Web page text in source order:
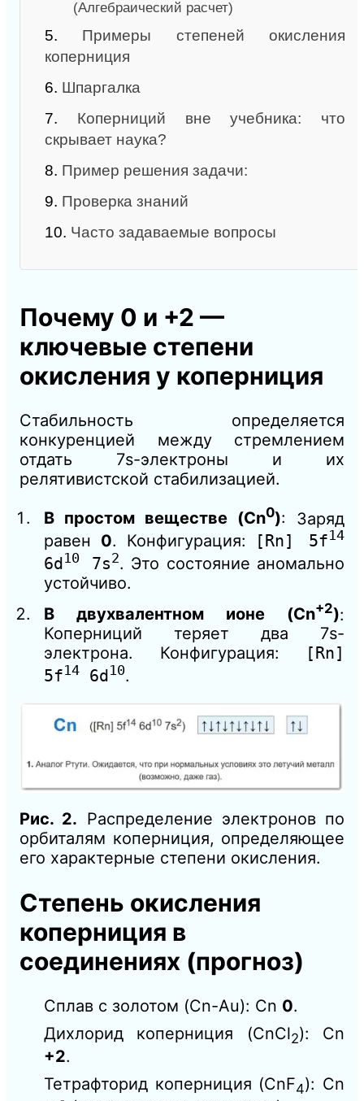
(Алгебраический расчет)
5. Примеры степеней окисления
коперниция
6. Шпаргалка
7. Коперниций вне учебника: что
скрывает наука?
8. Пример решения задачи:
9. Проверка знаний
10. Часто задаваемые вопросы
Почему 0 и +2 —
ключевые степени
окисления у коперниция
Стабильность определяется
конкуренцией между стремлением
отдать 7s-электроны и их
релятивистской стабилизацией.
В простом веществе (Cn0): Заряд
равен 0. Конфигурация: [Rn] 5f14
6d10 7s2. Это состояние аномально
устойчиво.
В двухвалентном ионе (Cn+2):
Коперниций теряет два 7s-
электрона. Конфигурация:
[Rn]
5f14 6d10.
Рис. 2. Распределение электронов по
орбиталям коперниция, определяющее
его характерные степени окисления.
Степень окисления
коперниция в
соединениях (прогноз)
Сплав с золотом (Cn-Au): Cn 0.
Дихлорид коперниция (CnCl2): Cn
+2.
Тетрафторид коперниция (CnF4): Cn